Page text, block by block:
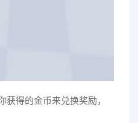
得的金币来兑换奖励，